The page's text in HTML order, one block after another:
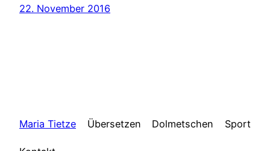
22. November 2016
Maria Tietze Übersetzen Dolmetschen Sport